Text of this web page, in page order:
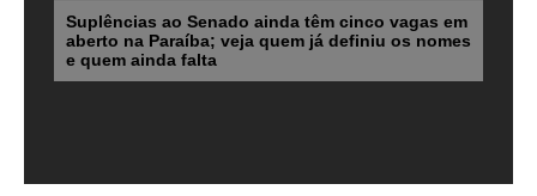
Suplências ao Senado ainda têm cinco vagas em
aberto na Paraíba; veja quem já definiu os nomes
e quem ainda falta